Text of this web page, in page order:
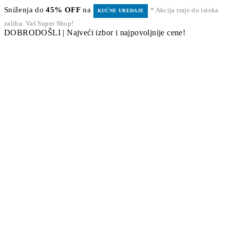
Sniženja do45% OFF na KUĆNE UREĐAJE
* Akcija traje do isteka
zaliha. Vaš Super Shop!
DOBRODOŠLI | Najveći izbor i najpovoljnije cene!